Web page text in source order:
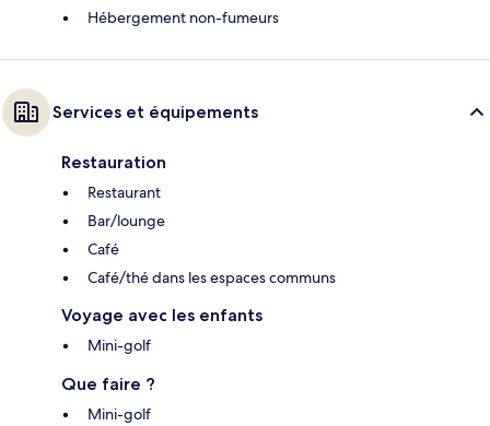
Hébergement non-fumeurs
Services et équipements
Restauration
Restaurant
Bar/lounge
Café
Café/thé dans les espaces communs
Voyage avec les enfants
Mini-golf
Que faire ?
Mini-golf